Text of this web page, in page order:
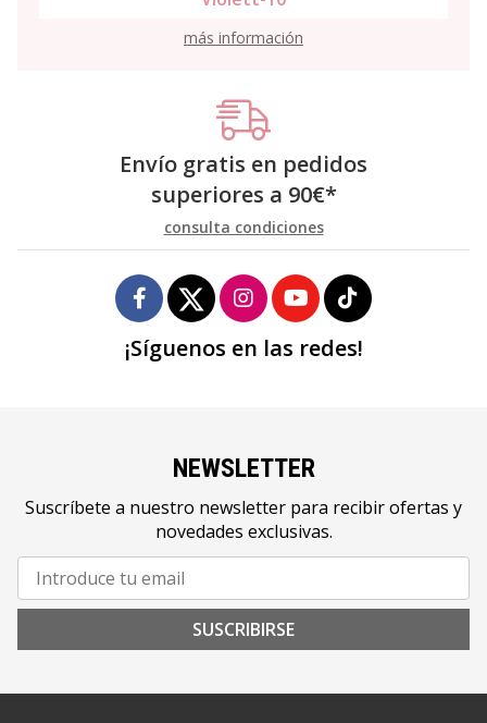
más información
Envío gratis en pedidos
superiores a 90€*
consulta condiciones
¡Síguenos en las redes!
NEWSLETTER
Suscríbete a nuestro newsletter para recibir ofertas y
novedades exclusivas.
SUSCRIBIRSE